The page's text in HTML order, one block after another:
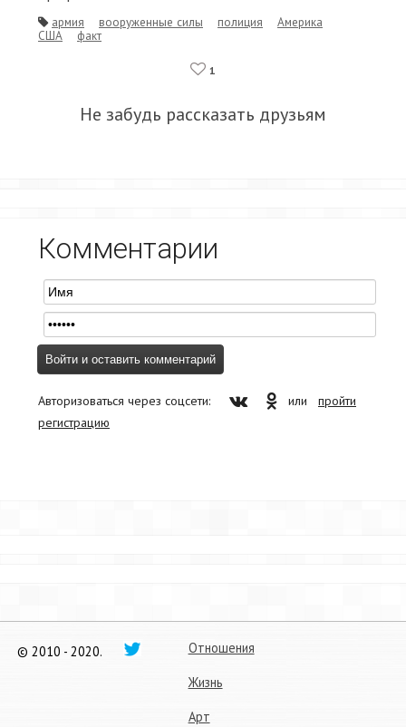
армия вооруженные силы полиция
Америка
США
факт
1
Не забудь рассказать друзьям
Комментарии
Авторизоваться через соцсети: или пройти
регистрацию
© 2010 - 2020.
Отношения
Жизнь
Арт